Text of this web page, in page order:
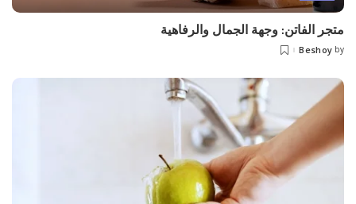
متجر الفاتن: وجهة الجمال والرفاهية
Posted
by
Beshoy